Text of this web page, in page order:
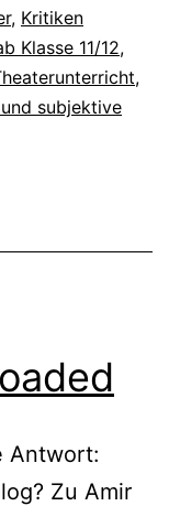
, Kritiken
Klasse 11/12,
,
subjektive
Antwort:
Zu Amir